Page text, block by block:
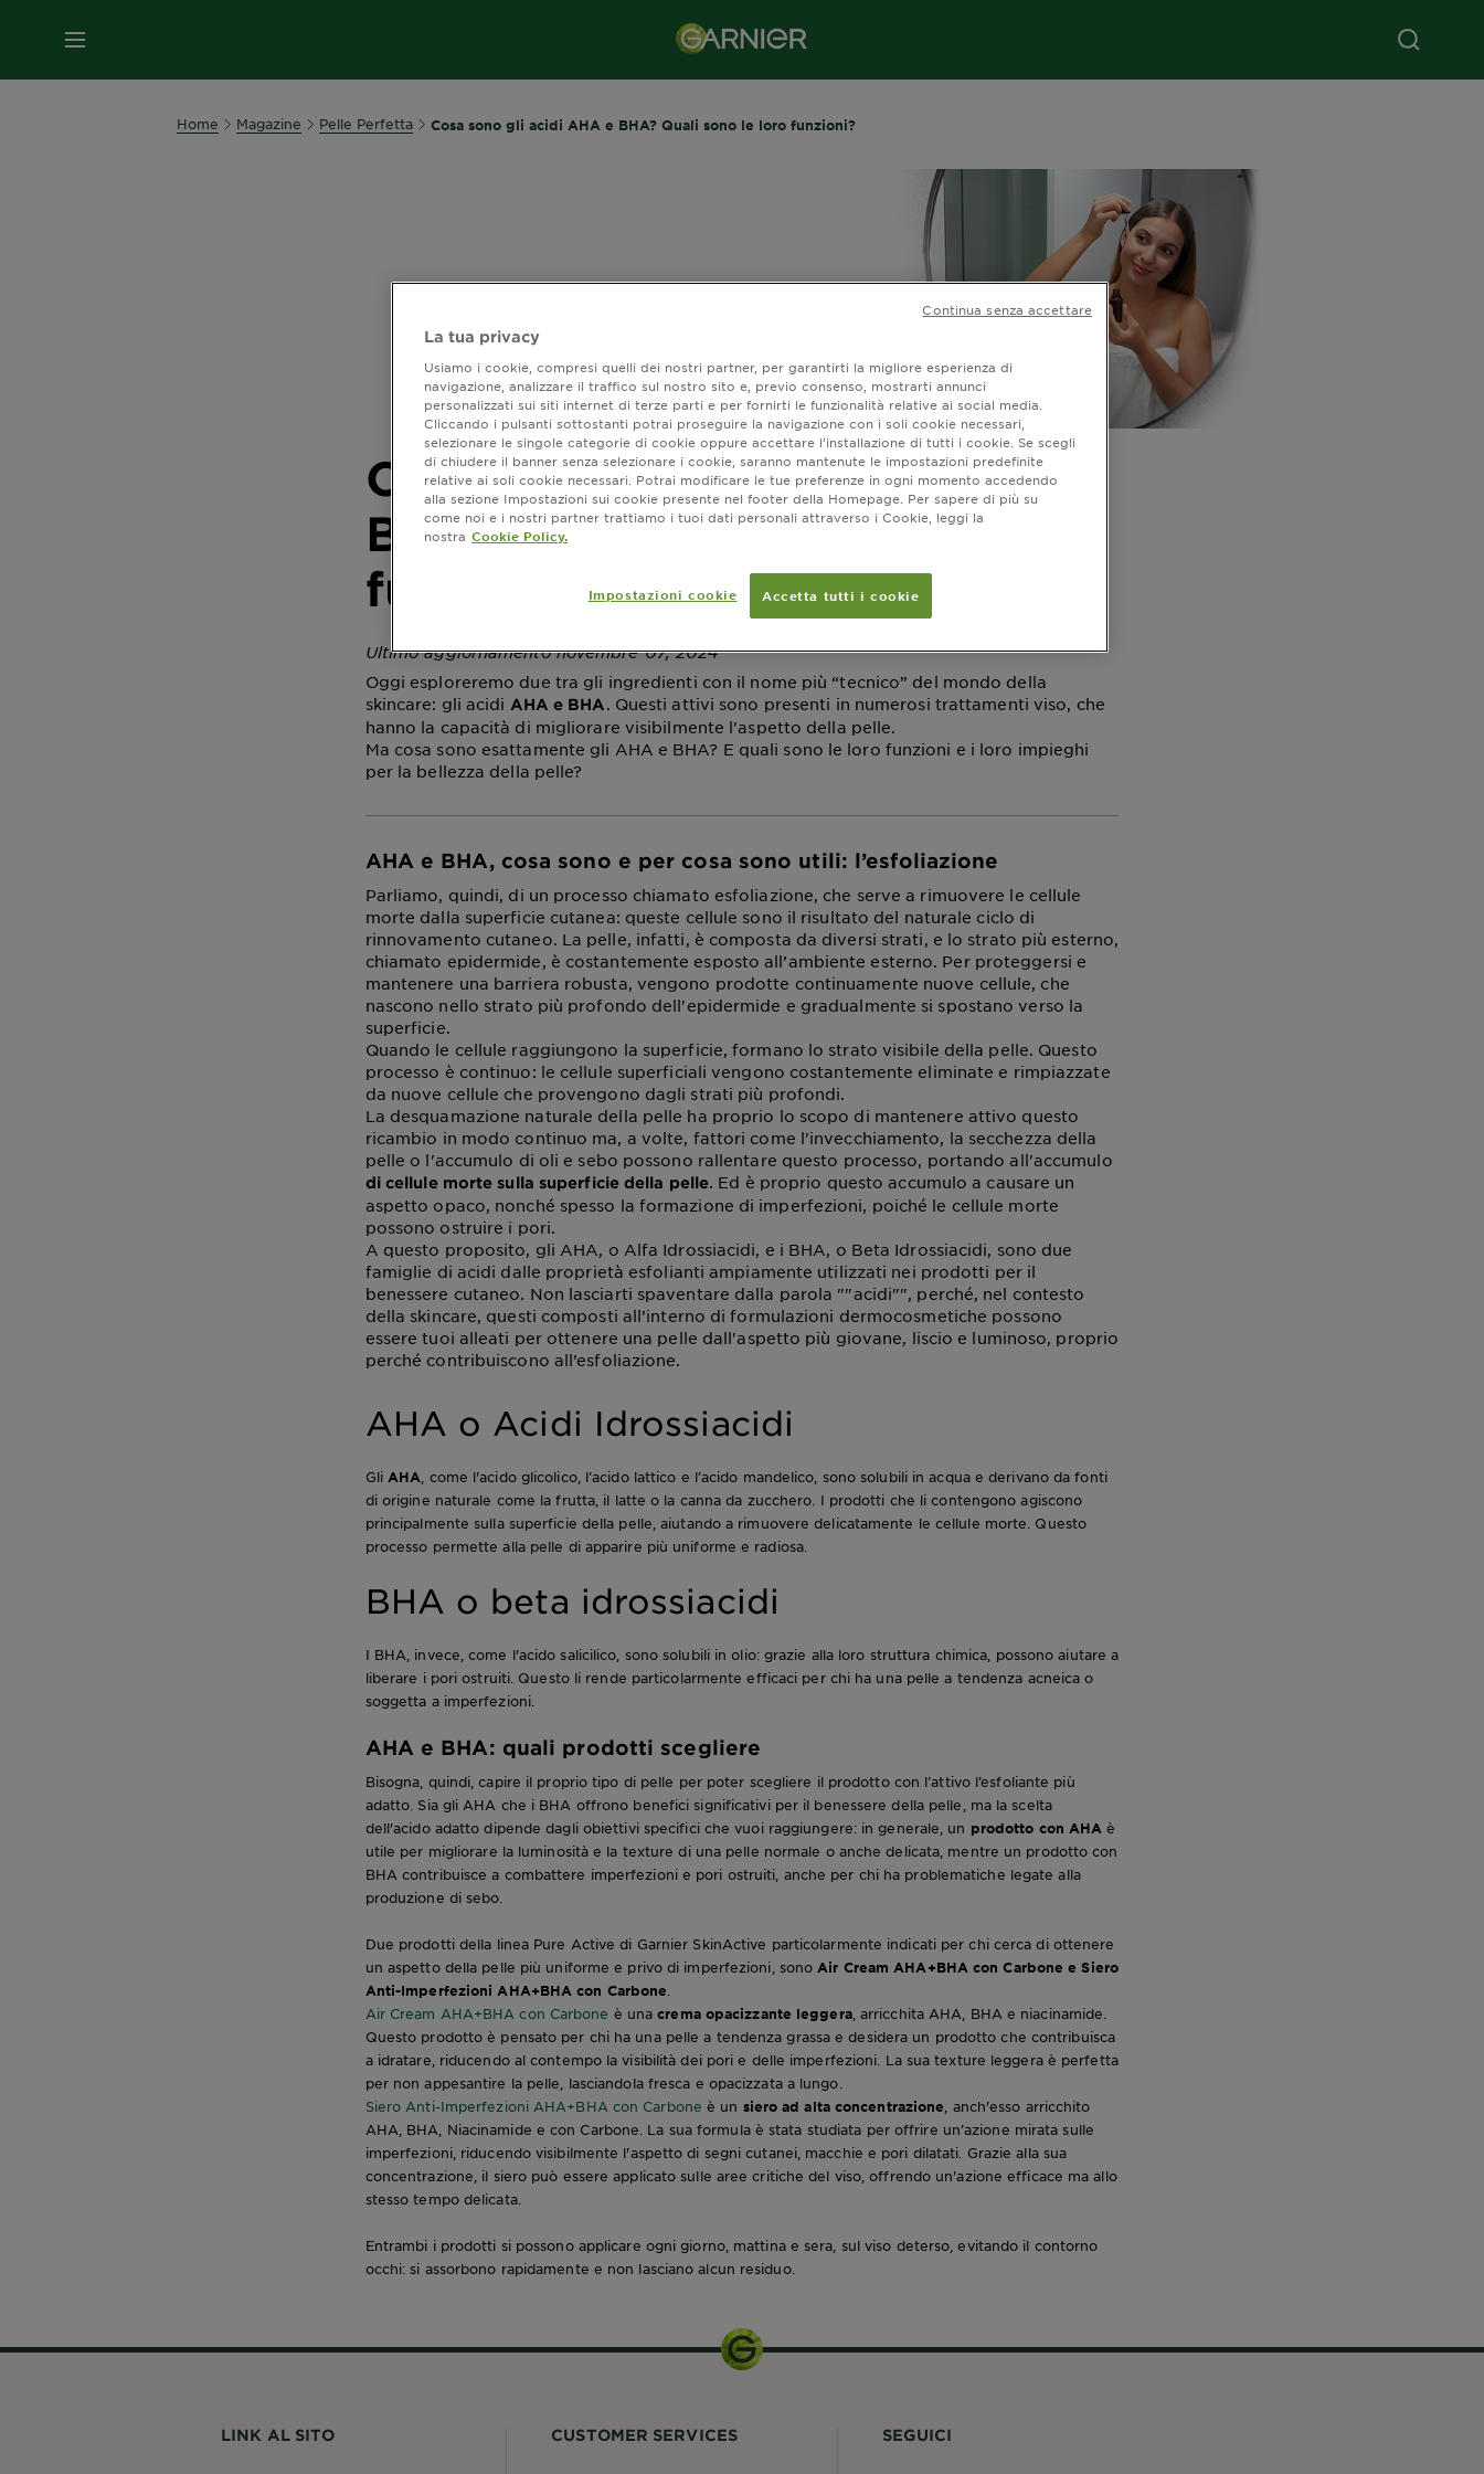
MENU
Home Magazine Pelle Perfetta Cosa sono gli acidi AHA e BHA? Quali sono le loro funzioni?
Cosa sono gli acidi AHA e
BHA? Quali sono le loro
funzioni?
Ultimo aggiornamento novembre 07, 2024
Oggi esploreremo due tra gli ingredienti con il nome più “tecnico” del mondo della
skincare: gli acidi AHA e BHA. Questi attivi sono presenti in numerosi trattamenti viso, che
hanno la capacità di migliorare visibilmente l'aspetto della pelle.
Ma cosa sono esattamente gli AHA e BHA? E quali sono le loro funzioni e i loro impieghi
per la bellezza della pelle?
AHA e BHA, cosa sono e per cosa sono utili: l’esfoliazione
Parliamo, quindi, di un processo chiamato esfoliazione, che serve a rimuovere le cellule
morte dalla superficie cutanea: queste cellule sono il risultato del naturale ciclo di
rinnovamento cutaneo. La pelle, infatti, è composta da diversi strati, e lo strato più esterno,
chiamato epidermide, è costantemente esposto all’ambiente esterno. Per proteggersi e
mantenere una barriera robusta, vengono prodotte continuamente nuove cellule, che
nascono nello strato più profondo dell'epidermide e gradualmente si spostano verso la
superficie.
Quando le cellule raggiungono la superficie, formano lo strato visibile della pelle. Questo
processo è continuo: le cellule superficiali vengono costantemente eliminate e rimpiazzate
da nuove cellule che provengono dagli strati più profondi.
La desquamazione naturale della pelle ha proprio lo scopo di mantenere attivo questo
ricambio in modo continuo ma, a volte, fattori come l'invecchiamento, la secchezza della
pelle o l'accumulo di oli e sebo possono rallentare questo processo, portando all'accumulo
di cellule morte sulla superficie della pelle. Ed è proprio questo accumulo a causare un
aspetto opaco, nonché spesso la formazione di imperfezioni, poiché le cellule morte
possono ostruire i pori.
A questo proposito, gli AHA, o Alfa Idrossiacidi, e i BHA, o Beta Idrossiacidi, sono due
famiglie di acidi dalle proprietà esfolianti ampiamente utilizzati nei prodotti per il
benessere cutaneo. Non lasciarti spaventare dalla parola ""acidi"", perché, nel contesto
della skincare, questi composti all’interno di formulazioni dermocosmetiche possono
essere tuoi alleati per ottenere una pelle dall'aspetto più giovane, liscio e luminoso, proprio
perché contribuiscono all’esfoliazione.
AHA o Acidi Idrossiacidi
Gli AHA , come l'acido glicolico, l’acido lattico e l’acido mandelico, sono solubili in acqua e derivano da fonti
di origine naturale come la frutta, il latte o la canna da zucchero. I prodotti che li contengono agiscono
principalmente sulla superficie della pelle, aiutando a rimuovere delicatamente le cellule morte. Questo
processo permette alla pelle di apparire più uniforme e radiosa.
BHA o beta idrossiacidi
I BHA, invece, come l'acido salicilico, sono solubili in olio: grazie alla loro struttura chimica, possono aiutare a
liberare i pori ostruiti. Questo li rende particolarmente efficaci per chi ha una pelle a tendenza acneica o
soggetta a imperfezioni.
AHA e BHA: quali prodotti scegliere
Bisogna, quindi, capire il proprio tipo di pelle per poter scegliere il prodotto con l’attivo l’esfoliante più
adatto. Sia gli AHA che i BHA offrono benefici significativi per il benessere della pelle, ma la scelta
dell'acido adatto dipende dagli obiettivi specifici che vuoi raggiungere: in generale, un prodotto con AHA è
utile per migliorare la luminosità e la texture di una pelle normale o anche delicata, mentre un prodotto con
BHA contribuisce a combattere imperfezioni e pori ostruiti, anche per chi ha problematiche legate alla
produzione di sebo.
Due prodotti della linea Pure Active di Garnier SkinActive particolarmente indicati per chi cerca di ottenere
un aspetto della pelle più uniforme e privo di imperfezioni, sono Air Cream AHA+BHA con Carbone e Siero
Anti-Imperfezioni AHA+BHA con Carbone
Air Cream AHA+BHA con Carbone è unacrema opacizzante leggera, arricchita AHA, BHA e niacinamide.
Questo prodotto è pensato per chi ha una pelle a tendenza grassa e desidera un prodotto che contribuisca
a idratare, riducendo al contempo la visibilità dei pori e delle imperfezioni. La sua texture leggera è perfetta
per non appesantire la pelle, lasciandola fresca e opacizzata a lungo.
Siero Anti-Imperfezioni AHA+BHA con Carbone è un siero ad alta concentrazione , anch'esso arricchito
AHA, BHA, Niacinamide e con Carbone. La sua formula è stata studiata per offrire un’azione mirata sulle
imperfezioni, riducendo visibilmente l'aspetto di segni cutanei, macchie e pori dilatati. Grazie alla sua
concentrazione, il siero può essere applicato sulle aree critiche del viso, offrendo un'azione efficace ma allo
stesso tempo delicata.
Entrambi i prodotti si possono applicare ogni giorno, mattina e sera, sul viso deterso, evitando il contorno
occhi: si assorbono rapidamente e non lasciano alcun residuo.
LINK AL SITO CUSTOMER SERVICES SEGUICI
La tua privacy
Usiamo i cookie, compresi quelli dei nostri partner, per garantirti la migliore esperienza di
navigazione, analizzare il traffico sul nostro sito e, previo consenso, mostrarti annunci
personalizzati sui siti internet di terze parti e per fornirti le funzionalità relative ai social media.
Cliccando i pulsanti sottostanti potrai proseguire la navigazione con i soli cookie necessari,
selezionare le singole categorie di cookie oppure accettare l’installazione di tutti i cookie. Se scegli
di chiudere il banner senza selezionare i cookie, saranno mantenute le impostazioni predefinite
relative ai soli cookie necessari. Potrai modificare le tue preferenze in ogni momento accedendo
alla sezione Impostazioni sui cookie presente nel footer della Homepage. Per sapere di più su
come noi e i nostri partner trattiamo i tuoi dati personali attraverso i Cookie, leggi la
nostra Cookie Policy.
Impostazioni cookie Accetta tutti i cookie
Continua senza accettare